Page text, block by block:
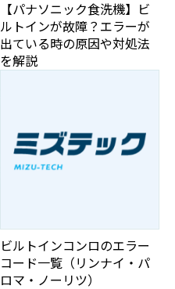
【パナソニック食洗機】ビ
ルトインが故障？エラーが
出ている時の原因や対処法
を解説
ビルトインコンロのエラー
コード一覧（リンナイ・パ
ロマ・ノーリツ）